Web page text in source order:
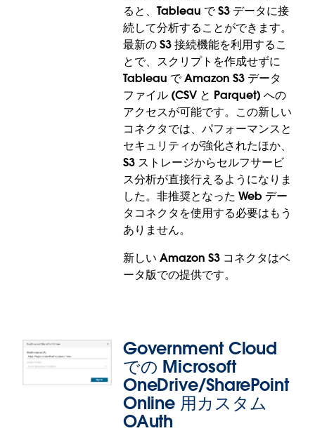
Google Looker の堅牢なデータモデリング機能を、
業界をリードする Tableau ビジュアライゼーション
と組み合わせることができます。手作業でエクスポ
ートせずに、組織が管理している Looker データに
Tableau からすぐアクセスできるようになりまし
た。これにより、ビジネスアナリストは Looker のビ
ジネスルールを使用して、モデリング済みデータを
Tableau で視覚化でき、両プラットフォームにまた
がるシームレスなワークフローを実現することが可
Google Looker コネクタは、Tableau Cloud、
Tableau Desktop、Tableau Prep で一般提供されま
ると、Tableau で S3 データに接
続して分析することができます。
最新の S3 接続機能を利用するこ
とで、スクリプトを作成せずに
Tableau で Amazon S3 データ
ファイル (CSV と Parquet) への
アクセスが可能です。この新しい
コネクタでは、パフォーマンスと
セキュリティが強化されたほか、
S3 ストレージからセルフサービ
ス分析が直接行えるようになりま
した。非推奨となった Web デー
タコネクタを使用する必要はもう
ありません。
新しい Amazon S3 コネクタはベ
ータ版での提供です。
新しい Amazon S3 コネクタ (ベータ
Government Cloud
での Microsoft
OneDrive/SharePoint
Online 用カスタム
OAuth